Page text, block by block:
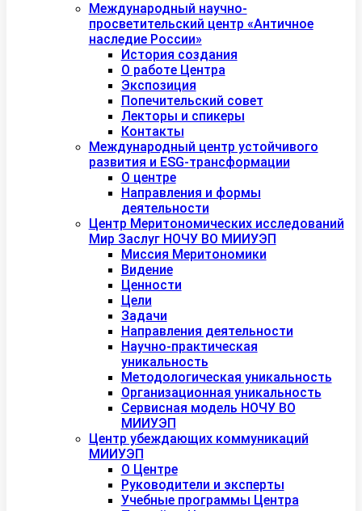
Международный научно-
просветительский центр «Античное
наследие России»
История создания
О работе Центра
Экспозиция
Попечительский совет
Лекторы и спикеры
Контакты
Международный центр устойчивого
развития и ESG-трансформации
О центре
Направления и формы
деятельности
Центр Меритономических исследований
Мир Заслуг НОЧУ ВО МИИУЭП
Миссия Меритономики
Видение
Ценности
Цели
Задачи
Направления деятельности
Научно-практическая
уникальность
Методологическая уникальность
Организационная уникальность
Сервисная модель НОЧУ ВО
МИИУЭП
Центр убеждающих коммуникаций
МИИУЭП
О Центре
Руководители и эксперты
Учебные программы Центра